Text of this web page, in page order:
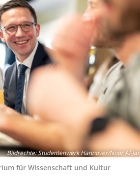
Bildrechte:Studentenwerk Hannover/Noor Al-
für Wissenschaft und Kultur